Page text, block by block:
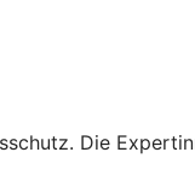
Die